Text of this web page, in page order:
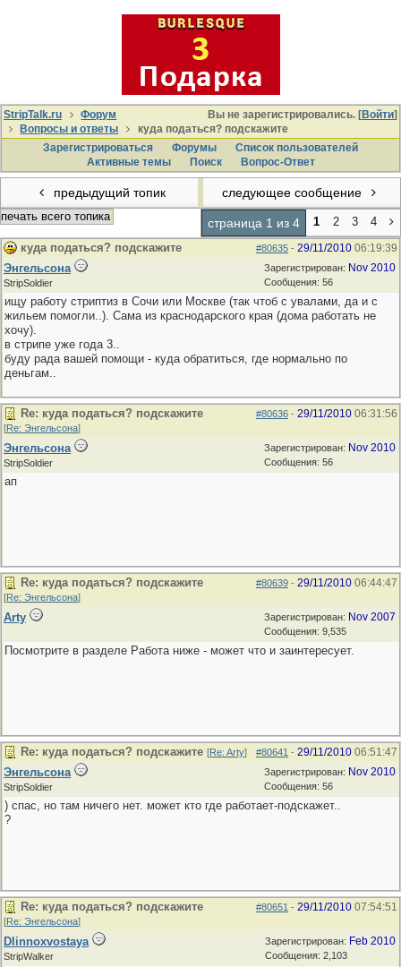
Вы не зарегистрировались. [Войти]
StripTalk.ru
Форум
Вопросы и ответы
куда податься? подскажите
Зарегистрироваться
Форумы
Список пользователей
Активные темы
Поиcк Вопрос-Ответ
предыдущий топик следующее сообщение
печать всего топика страница 1 из 4 1 2 3 4
#80635 - 29/11/2010 06:19:39
куда податься? подскажите
Зарегистрирован: Nov 2010
Сообщения: 56
Энгельсона
StripSoldier
ищу работу стриптиз в Сочи или Москве (так чтоб с увалами, да и с
жильем помогли..). Сама из краснодарского края (дома работать не
хочу).
в стрипе уже года 3..
буду рада вашей помощи - куда обратиться, где нормально по
деньгам..
#80636 - 29/11/2010 06:31:56
Re: куда податься? подскажите
[Re: Энгельсона]
Зарегистрирован: Nov 2010
Сообщения: 56
Энгельсона
StripSoldier
ап
#80639 - 29/11/2010 06:44:47
Re: куда податься? подскажите
[Re: Энгельсона]
Зарегистрирован: Nov 2007
Сообщения: 9,535
Arty
Посмотрите в разделе Работа ниже - может что и заинтересует.
#80641 - 29/11/2010 06:51:47
Re: куда податься? подскажите [Re: Arty]
Зарегистрирован: Nov 2010
Сообщения: 56
Энгельсона
StripSoldier
) спас, но там ничего нет. может кто где работает-подскажет..
?
#80651 - 29/11/2010 07:54:51
Re: куда податься? подскажите
[Re: Энгельсона]
Зарегистрирован: Feb 2010
Сообщения: 2,103
Dlinnoxvostaya
StripWalker